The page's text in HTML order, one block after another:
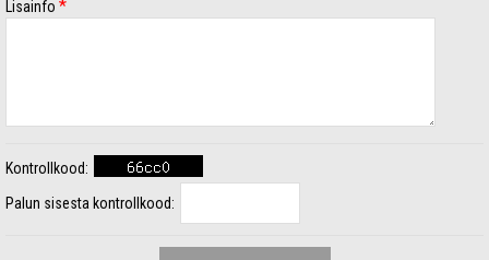
Lisainfo *
Kontrollkood:
Palun sisesta kontrollkood: